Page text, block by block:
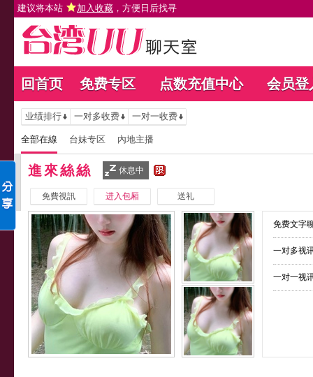
建议将本站 加入收藏 ，方便日后找寻
回首页 免费专区 点数充值中心 会员登
业绩排行 一对多收费 一对一收费
全部在線 台妹专区 內地主播
進來絲絲 休息中
免費視訊 进入包厢 送礼
免费文字
一对多视
一对一视